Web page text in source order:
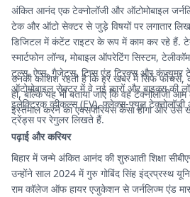
अंकित आनंद एक टेक्नोलॉजी और ऑटोमोबाइल
टेक और ऑटो सेक्टर से जुड़े विषयों पर लगातार
डिजिटल में कंटेंट राइटर के रूप में काम कर रहे हैं.
स्मार्टफोन लॉन्च, मोबाइल ऑपरेटिंग सिस्टम,
टूल्स, ऐप्स, गैजेट्स, टिप्स एंड ट्रिक्स और कंज्यूमर
ऑटोमोबाइल सेक्टर में वे नई कारों और बाइक्स की
इलेक्ट्रिक व्हीकल्स (EV), फ्लेक्स-फ्यूल
ट्रेंड्स पर रेगुलर लिखते हैं.
उनकी कोशिश रहती है कि हर खबर में सिर्फ फीचर्स,
हो, बल्कि यह भी बताया जाए कि वह टेक्नोलॉजी
इस्तेमाल करने का एक्सपीरियंस कैसा होगा और उसे
पढ़ाई और करियर
बिहार में जन्मे अंकित आनंद की शुरुआती शिक्षा
उन्होंने साल 2024 में गुरु गोबिंद सिंह इंद्रप्रस्थ
राम कॉलेज ऑफ हायर एजुकेशन से जर्नलिज्म एंड